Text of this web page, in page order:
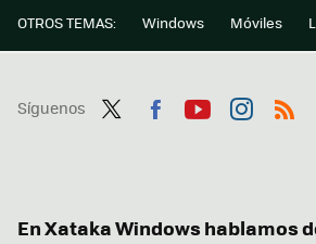
OTROS TEMAS: Windows Móviles
Síguenos
En Xataka Windows hablamos